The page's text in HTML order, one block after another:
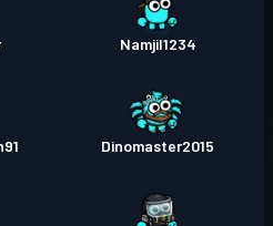
Namjil1234
Dinomaster2015